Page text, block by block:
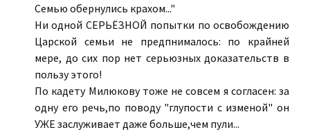
Семью обернулись крахом..."
Ни одной СЕРЬЁЗНОЙ попытки по освобождению
Царской семьи не предпнималось: по крайней
мере, до сих пор нет серьюзных доказательств в
пользу этого!
По кадету Милюкову тоже не совсем я согласен: за
одну его речь,по поводу "глупости с изменой" он
УЖЕ заслуживает даже больше,чем пули...